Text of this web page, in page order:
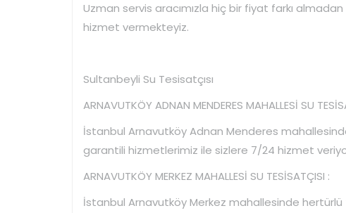
Uzman servis aracımızla hiç bir fiyat farkı
hizmet vermekteyiz.
Sultanbeyli Su Tesisatçısı
ARNAVUTKÖY ADNAN MENDERES MAHALLESİ SU
İstanbul Arnavutköy Adnan Menderes
garantili hizmetlerimiz ile sizlere 7/24 hizmet
ARNAVUTKÖY MERKEZ MAHALLESİ SU TESİSATÇISI :
İstanbul Arnavutköy Merkez mahallesinde